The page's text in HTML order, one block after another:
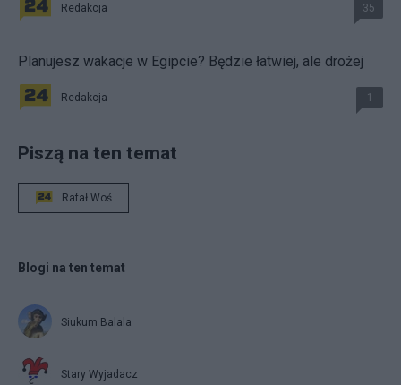
Redakcja 35
Planujesz wakacje w Egipcie? Będzie łatwiej, ale drożej
Redakcja 1
Piszą na ten temat
Rafał Woś
Blogi na ten temat
Siukum Balala
Stary Wyjadacz